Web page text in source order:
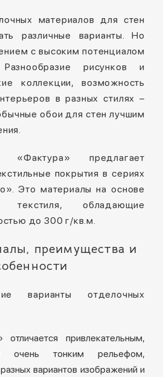
материалов для стен
различные варианты. Но
с высоким потенциалом
рисунков и
коллекции, возможность
в разных стилях –
обои для стен лучшим
«Фактура» предлагает
покрытия в сериях
Это материалы на основе
текстиля, обладающие
до 300 г/кв.м.
преимущества и
варианты отделочных
привлекательным,
очень тонким рельефом,
вариантов изображений и